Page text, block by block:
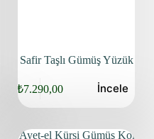
Safir Taşlı Gümüş Yüzük
₺7.290,00 İncele